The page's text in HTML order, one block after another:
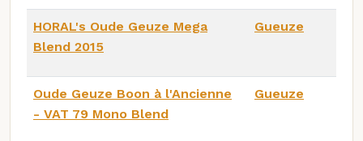
HORAL's Oude Geuze Mega
Blend 2015
Gueuze
Oude Geuze Boon à l'Ancienne
- VAT 79 Mono Blend
Gueuze